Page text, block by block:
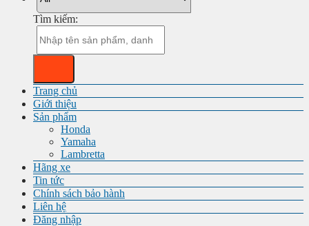
Tìm kiếm:
Trang chủ
Giới thiệu
Sản phẩm
Honda
Yamaha
Lambretta
Hãng xe
Tin tức
Chính sách bảo hành
Liên hệ
Đăng nhập